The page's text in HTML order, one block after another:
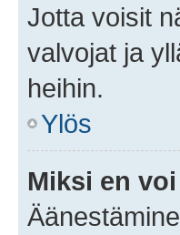
Jotta voisit
valvojat ja
heihin.
Ylös
Miksi en